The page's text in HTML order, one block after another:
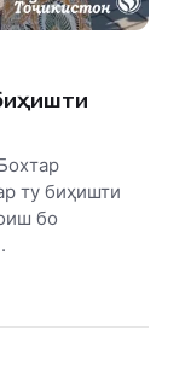
ту биҳишти
бо